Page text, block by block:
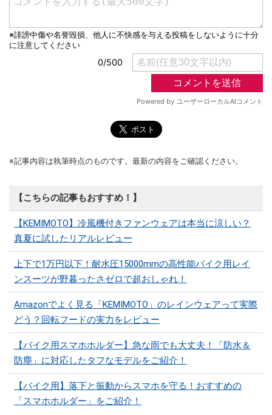
※記事内容は執筆時点のものです。最新の内容をご確認ください。
【こちらの記事もおすすめ！】
【KEMIMOTO】冷風機付きファンウェアは本当に涼しい？
真夏に試したリアルレビュー
上下で1万円以下！耐水圧15000mmの高性能バイク用レイ
ンスーツが野暮ったさゼロで超おしゃれ！
Amazonでよく見る「KEMIMOTO」のレインウェアって実際
どう？回転フードの実力をレビュー
【バイク用スマホホルダー】急な雨でも大丈夫！「防水＆
防塵」に対応したタフなモデルをご紹介！
【バイク用】落下と振動からスマホを守る！おすすめの
「スマホホルダー」をご紹介！